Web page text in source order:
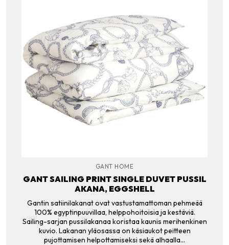
GANT HOME
GANT SAILING PRINT SINGLE DUVET PUSSIL
AKANA, EGGSHELL
Gantin satiinilakanat ovat vastustamattoman pehmeää
100% egyptinpuuvillaa, helppohoitoisia ja kestäviä.
Sailing-sarjan pussilakanaa koristaa kaunis merihenkinen
kuvio. Lakanan yläosassa on käsiaukot peitteen
pujottamisen helpottamiseksi sekä alhaalla…